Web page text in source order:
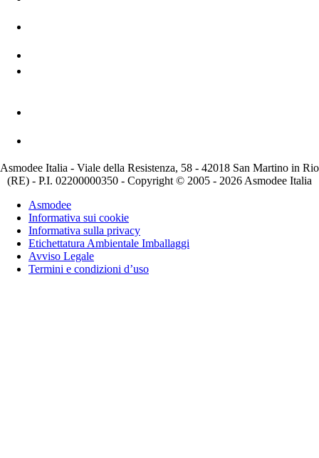
Asmodee Italia - Viale della Resistenza, 58 - 42018 San Martino in Rio
(RE) - P.I. 02200000350 - Copyright © 2005 - 2026 Asmodee Italia
Asmodee
Informativa sui cookie
Informativa sulla privacy
Etichettatura Ambientale Imballaggi
Avviso Legale
Termini e condizioni d’uso